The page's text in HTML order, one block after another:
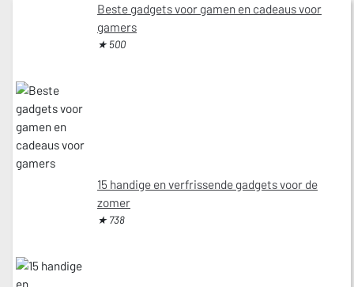
Beste gadgets voor gamen en cadeaus voor
gamers
★ 500
15 handige en verfrissende gadgets voor de
zomer
★ 738